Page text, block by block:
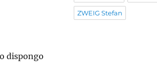
dispongo
ZWEIG Stefan